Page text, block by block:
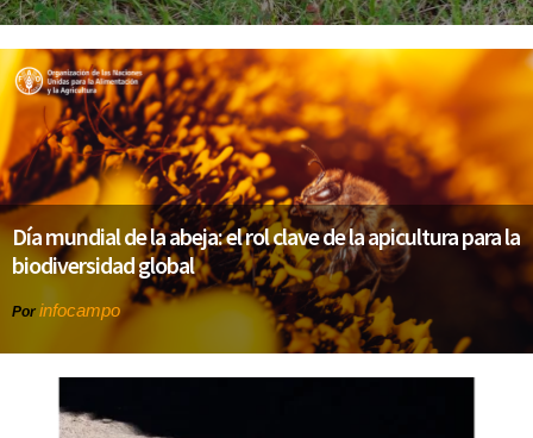
Día mundial de la abeja: el rol clave de la apicultura para la
biodiversidad global
Por infocampo